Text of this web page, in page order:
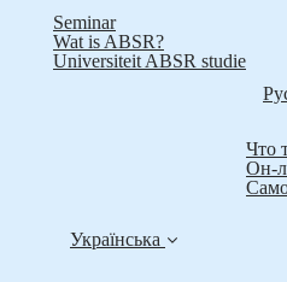
Seminar
Wat is ABSR?
Universiteit ABSR studie
Что
Он-
Українська